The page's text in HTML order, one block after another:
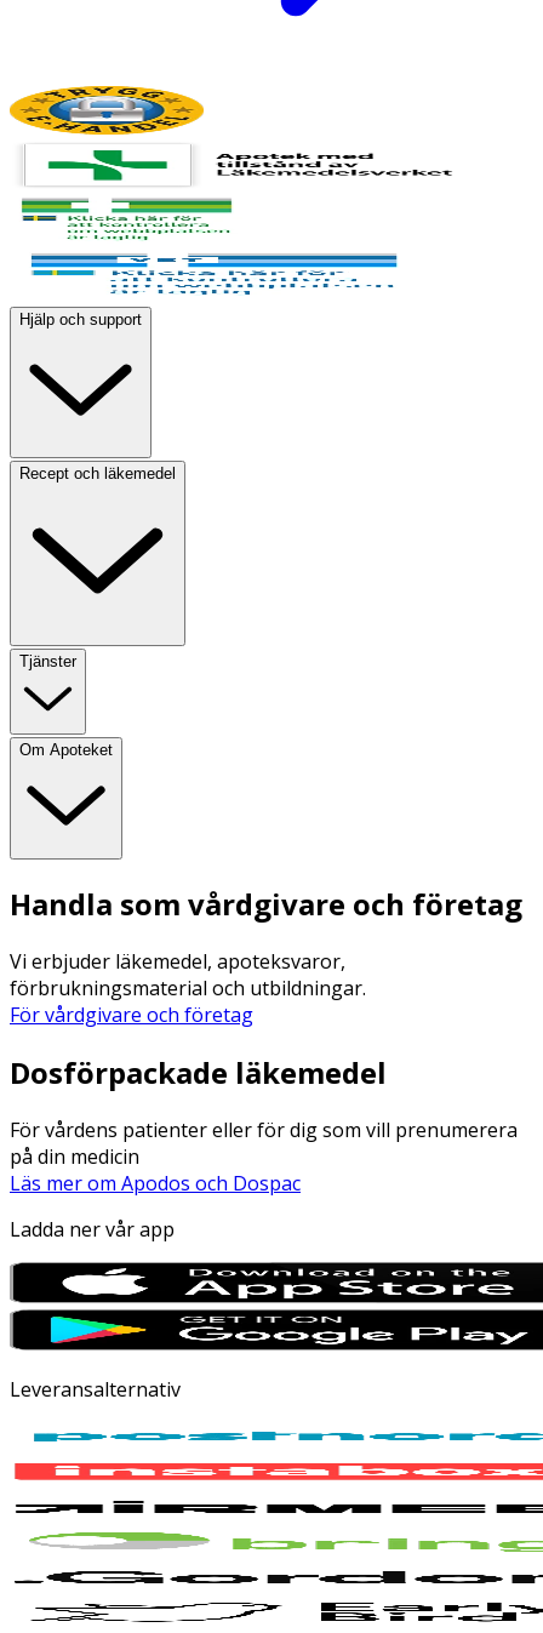
Hjälp och support
Recept och läkemedel
Tjänster
Om Apoteket
Handla som vårdgivare och företag
Vi erbjuder läkemedel, apoteksvaror,
förbrukningsmaterial och utbildningar.
För vårdgivare och företag
Dosförpackade läkemedel
För vårdens patienter eller för dig som vill prenumerera
på din medicin
Läs mer om Apodos och Dospac
Ladda ner vår app
Leveransalternativ